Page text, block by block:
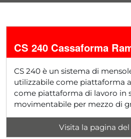
CS 240 Cassaforma
CS 240 è un sistema di
utilizzabile come piattaforma
come piattaforma di lavoro in
movimentabile per mezzo di
Visita la pagina